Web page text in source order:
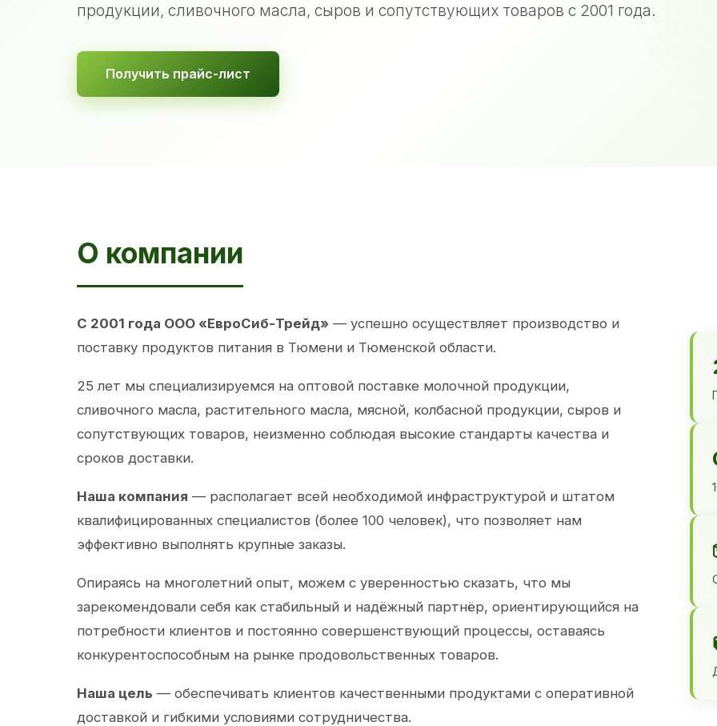
продукции, сливочного масла, сыров и сопутствующих товаров с 2001 года.
Получить прайс-лист
О компании
С 2001 года ООО «ЕвроСиб-Трейд» — успешно осуществляет производство и
поставку продуктов питания в Тюмени и Тюменской области.
25 лет мы специализируемся на оптовой поставке молочной продукции,
сливочного масла, растительного масла, мясной, колбасной продукции, сыров и
сопутствующих товаров, неизменно соблюдая высокие стандарты качества и
сроков доставки.
Наша компания — располагает всей необходимой инфраструктурой и штатом
квалифицированных специалистов (более 100 человек), что позволяет нам
эффективно выполнять крупные заказы.
Опираясь на многолетний опыт, можем с уверенностью сказать, что мы
зарекомендовали себя как стабильный и надёжный партнёр, ориентирующийся на
потребности клиентов и постоянно совершенствующий процессы, оставаясь
конкурентоспособным на рынке продовольственных товаров.
Наша цель — обеспечивать клиентов качественными продуктами с оперативной
доставкой и гибкими условиями сотрудничества.